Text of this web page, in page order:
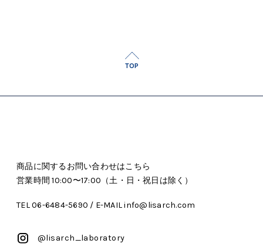
TOP
商品に関するお問い合わせはこちら
営業時間 10:00〜17:00（土・日・祝日は除く）
TEL 06-6484-5690 / E-MAIL info@lisarch.com
@lisarch_laboratory